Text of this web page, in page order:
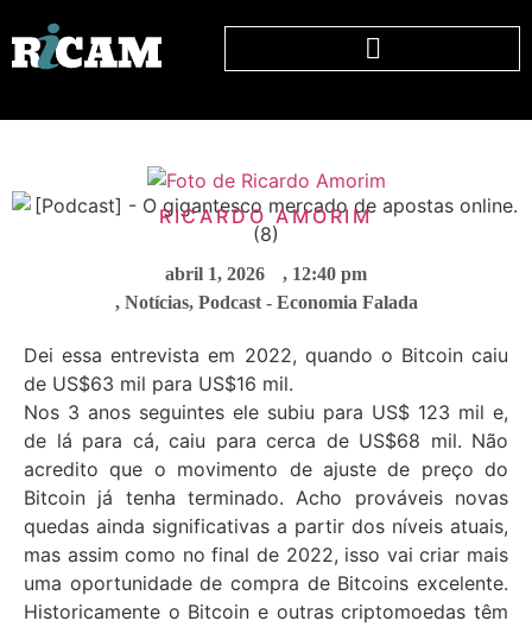
RICARDO AMORIM
abril 1, 2026 , 12:40 pm
, Notícias, Podcast - Economia Falada
Dei essa entrevista em 2022, quando o Bitcoin caiu
de US$63 mil para US$16 mil.
Nos 3 anos seguintes ele subiu para US$ 123 mil e,
de lá para cá, caiu para cerca de US$68 mil. Não
acredito que o movimento de ajuste de preço do
Bitcoin já tenha terminado. Acho prováveis novas
quedas ainda significativas a partir dos níveis atuais,
mas assim como no final de 2022, isso vai criar mais
uma oportunidade de compra de Bitcoins excelente.
Historicamente o Bitcoin e outras criptomoedas têm